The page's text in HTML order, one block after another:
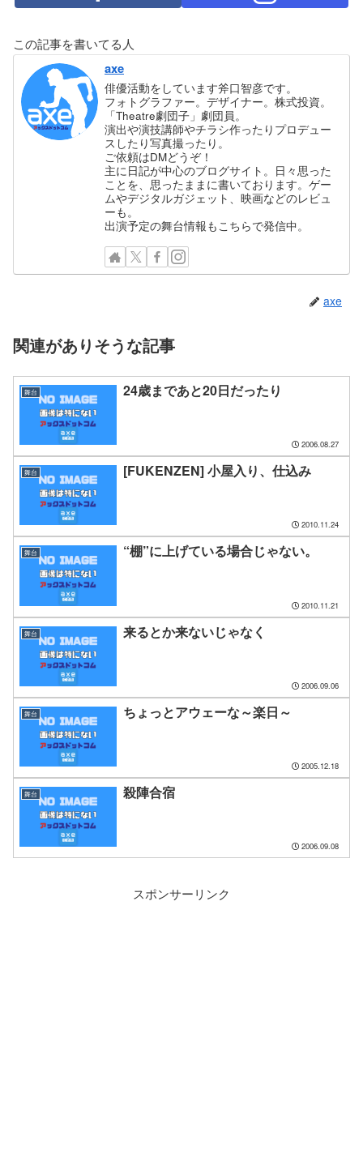
この記事を書いてる人
axe
俳優活動をしています斧口智彦です。
フォトグラファー。デザイナー。株式投資。
「Theatre劇団子」劇団員。
演出や演技講師やチラシ作ったりプロデュー
スしたり写真撮ったり。
ご依頼はDMどうぞ！
主に日記が中心のブログサイト。日々思った
ことを、思ったままに書いております。ゲー
ムやデジタルガジェット、映画などのレビュ
ーも。
出演予定の舞台情報もこちらで発信中。
axe
関連がありそうな記事
舞台 24歳まであと20日だったり
2006.08.27
舞台 [FUKENZEN] 小屋入り、仕込み
2010.11.24
舞台 “棚”に上げている場合じゃない。
2010.11.21
舞台 来るとか来ないじゃなく
2006.09.06
舞台 ちょっとアウェーな～楽日～
2005.12.18
舞台 殺陣合宿
2006.09.08
スポンサーリンク